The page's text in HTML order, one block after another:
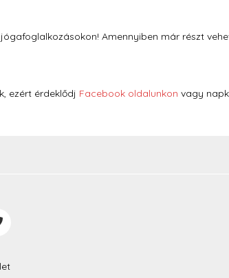
Amennyiben már részt
ezért érdeklődj Facebook oldalunkon vagy